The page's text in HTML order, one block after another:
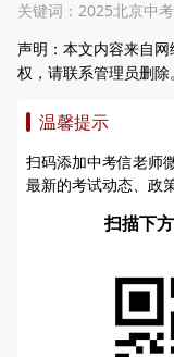
关键词： 2025北京中考
声明：本文内容来自
权，请联系管理员删除
温馨提示
扫码添加中考信老师
最新的考试动态、政
扫描下